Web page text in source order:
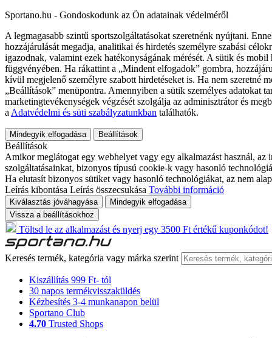
Sportano.hu - Gondoskodunk az Ön adatainak védelméről
A legmagasabb szintű sportszolgáltatásokat szeretnénk nyújtani.
hozzájárulását megadja, analitikai és hirdetés személyre szabási
igazodnak, valamint ezek hatékonyságának mérését. A sütik és
függvényében. Ha rákattint a „Mindent elfogadok” gombra,
kívül megjelenő személyre szabott hirdetéseket is. Ha nem szeretné
„Beállítások” menüpontra. Amennyiben a sütik személyes adatokat
marketingtevékenységek végzését szolgálja az adminisztrátor és
a Adatvédelmi és süti szabályzatunkban találhatók.
Mindegyik elfogadása Beállítások
Beállítások
Amikor meglátogat egy webhelyet vagy egy alkalmazást használ,
szolgáltatásainkat, bizonyos típusú cookie-k vagy hasonló
Ha elutasít bizonyos sütiket vagy hasonló technológiákat, az nem
Leírás kibontása Leírás összecsukása További információ
Kiválasztás jóváhagyása
Mindegyik elfogadása
Vissza a beállításokhoz
Töltsd le az alkalmazást és nyerj egy 3500 Ft értékű kuponkódot!
Keresés termék, kategória vagy márka szerint
Kiszállítás 999 Ft- tól
30 napos termékvisszaküldés
Kézbesítés 3-4 munkanapon belül
Sportano Club
4.70 Trusted Shops